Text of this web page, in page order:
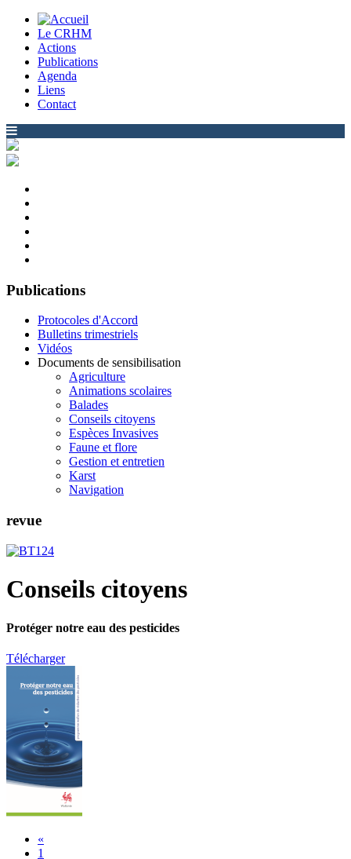
Le CRHM
Actions
Publications
Agenda
Liens
Contact
Publications
Protocoles d'Accord
Bulletins trimestriels
Vidéos
Documents de sensibilisation
Agriculture
Animations scolaires
Balades
Conseils citoyens
Espèces Invasives
Faune et flore
Gestion et entretien
Karst
Navigation
revue
Conseils citoyens
Protéger notre eau des pesticides
Télécharger
«
1